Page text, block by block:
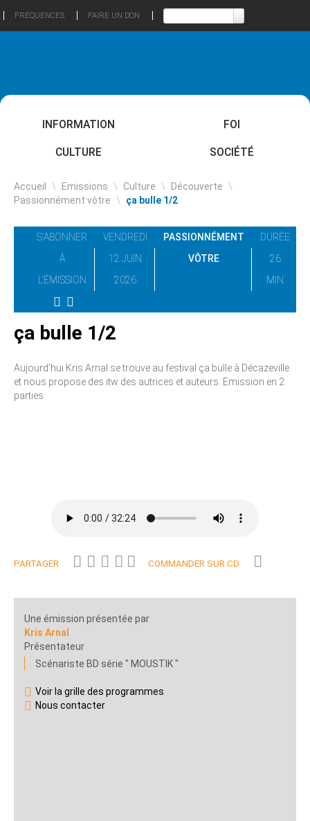
FRÉQUENCES FAIRE UN DON
INFORMATION FOI
CULTURE SOCIÉTÉ
Accueil \ Emissions \ Culture \ Découverte \
Passionnément vôtre \ ça bulle 1/2
S'ABONNER
À
L'ÉMISSION
VENDREDI
12 JUIN
2026
PASSIONNÉMENT
VÔTRE
DURÉE
26
MIN
ça bulle 1/2
Aujourd'hui Kris Arnal se trouve au festival ça bulle à Décazeville
et nous propose des itw des autrices et auteurs. Emission en 2
parties
PARTAGER COMMANDER SUR CD
Une émission présentée par
Kris Arnal
Présentateur
Scénariste BD série " MOUSTIK "
Voir la grille des programmes
Nous contacter